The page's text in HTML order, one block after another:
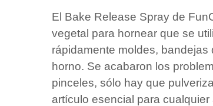
El Bake Release Spray de
vegetal para hornear que se
rápidamente moldes,
horno. Se acabaron los
pinceles, sólo hay que
artículo esencial para